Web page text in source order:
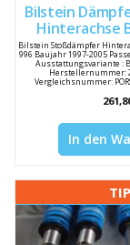
Bilstein
Hinterachse B6 24-
Bilstein Stoßdämpfer
996 Baujahr 1997-2005
Ausstattungsvariante :
Herstellernummer:
Vergleichsnummer:
PORSCHE - 996 333 051 39 /
333 051 52 / 99633305152
PORSCHE - 996 333
In den